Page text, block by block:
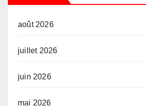
août 2026
juillet 2026
juin 2026
mai 2026